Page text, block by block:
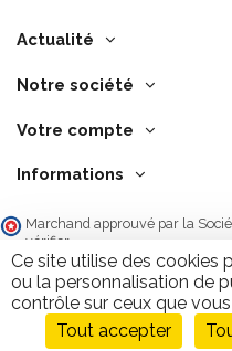
Actualité
Notre société
Votre compte
Informations
Marchand approuvé par la
vérifier.
/10
Ce site utilise des cookies
ou la personnalisation de
contrôle sur ceux que
Tout accepter